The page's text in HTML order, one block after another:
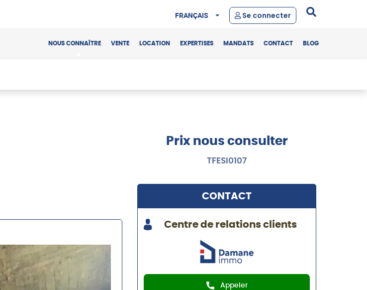
Se connecter
FRANÇAIS
NOUS CONNAÎTRE VENTE LOCATION EXPERTISES MANDATS CONTACT BLOG
Prix nous consulter
TFESI0107
CONTACT
Centre de relations clients
Appeler